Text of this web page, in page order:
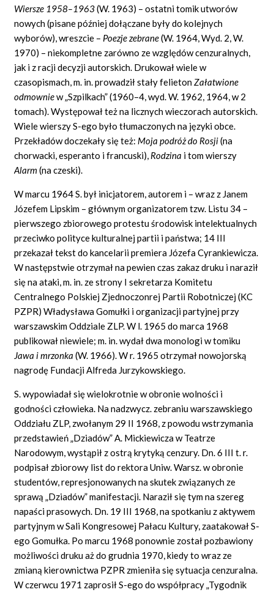
Wiersze 1958–1963(W. 1963) – ostatni tomik utworów
nowych (pisane później dołączane były do kolejnych
wyborów), wreszcie – Poezje zebrane(W. 1964, Wyd. 2, W.
1970) – niekompletne zarówno ze względów cenzuralnych,
jak i z racji decyzji autorskich. Drukował wiele w
czasopismach, m. in. prowadził stały felietonZałatwione
odmowniew „Szpilkach” (1960–4, wyd. W. 1962, 1964, w 2
tomach). Występował też na licznych wieczorach autorskich.
Wiele wierszy S-ego było tłumaczonych na języki obce.
Przekładów doczekały się też: Moja podróż do Rosji(na
chorwacki, esperanto i francuski), Rodzina i tom wierszy
Alarm(na czeski).
W marcu 1964 S. był inicjatorem, autorem i – wraz z Janem
Józefem Lipskim – głównym organizatorem tzw. Listu 34 –
pierwszego zbiorowego protestu środowisk intelektualnych
przeciwko polityce kulturalnej partii i państwa; 14 III
przekazał tekst do kancelarii premiera Józefa Cyrankiewicza.
W następstwie otrzymał na pewien czas zakaz druku i naraził
się na ataki, m. in. ze strony I sekretarza Komitetu
Centralnego Polskiej Zjednoczonrej Partii Robotniczej (KC
PZPR) Władysława Gomułki i organizacji partyjnej przy
warszawskim Oddziale ZLP. W l. 1965 do marca 1968
publikował niewiele; m. in. wydał dwa monologi w tomiku
Jawa i mrzonka(W. 1966). W r. 1965 otrzymał nowojorską
nagrodę Fundacji Alfreda Jurzykowskiego.
S. wypowiadał się wielokrotnie w obronie wolności i
godności człowieka. Na nadzwycz. zebraniu warszawskiego
Oddziału ZLP, zwołanym 29 II 1968, z powodu wstrzymania
przedstawień „Dziadów” A. Mickiewicza w Teatrze
Narodowym, wystąpił z ostrą krytyką cenzury. Dn. 6 III t. r.
podpisał zbiorowy list do rektora Uniw. Warsz. w obronie
studentów, represjonowanych na skutek związanych ze
sprawą „Dziadów” manifestacji. Naraził się tym na szereg
napaści prasowych. Dn. 19 III 1968, na spotkaniu z aktywem
partyjnym w Sali Kongresowej Pałacu Kultury, zaatakował S-
ego Gomułka. Po marcu 1968 ponownie został pozbawiony
możliwości druku aż do grudnia 1970, kiedy to wraz ze
zmianą kierownictwa PZPR zmieniła się sytuacja cenzuralna.
W czerwcu 1971 zaprosił S-ego do współpracy „Tygodnik